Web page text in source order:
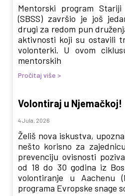
Mentorski program
(SBSS) završio je još
drugi za redom pun
aktivnosti koji su ostavili
volonterki. U ovom
mentorskih
Pročitaj više >
Volontiraj u Njemačkoj!
4 Jula, 2026
Želiš nova iskustva,
nešto korisno za
prevenciju ovisnosti
od 18 do 30 godina iz
volontiranje u Aachenu
programa Evropske snage